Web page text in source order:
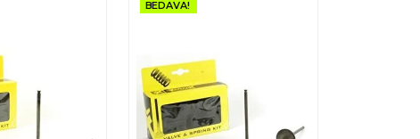
BEDAVA!